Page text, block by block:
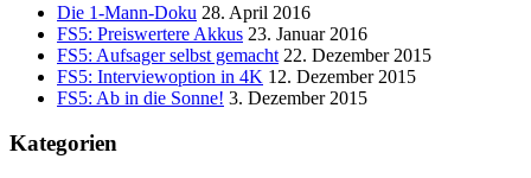
Die 1-Mann-Doku 28. April 2016
FS5: Preiswertere Akkus 23. Januar 2016
FS5: Aufsager selbst gemacht 22. Dezember 2015
FS5: Interviewoption in 4K 12. Dezember 2015
FS5: Ab in die Sonne! 3. Dezember 2015
Kategorien